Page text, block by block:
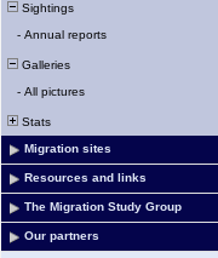
Sightings
- Annual reports
Galleries
- All pictures
Stats
Migration sites
Resources and links
The Migration Study Group
Our partners